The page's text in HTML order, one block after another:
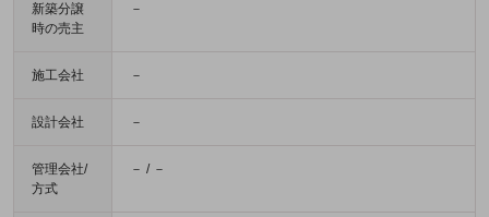
新築分譲
時の売主
－
施工会社 －
設計会社 －
管理会社/
方式
－ / －